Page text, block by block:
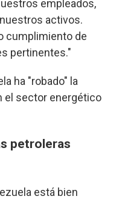
empleados,
activos.
cumplimiento de
pertinentes."
ha "robado" la
el sector energético
petroleras
está bien